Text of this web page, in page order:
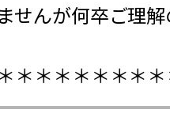
せんが何卒ご理
＊＊＊＊＊＊＊